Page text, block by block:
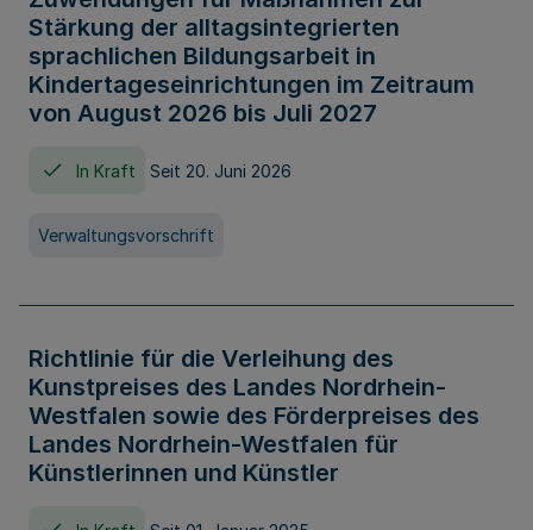
Stärkung der alltagsintegrierten
sprachlichen Bildungsarbeit in
Kindertageseinrichtungen im Zeitraum
von August 2026 bis Juli 2027
In Kraft Seit 20. Juni 2026
Verwaltungsvorschrift
Richtlinie für die Verleihung des
Kunstpreises des Landes Nordrhein-
Westfalen sowie des Förderpreises des
Landes Nordrhein-Westfalen für
Künstlerinnen und Künstler